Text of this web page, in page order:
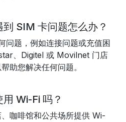
SIM 卡问题怎么办？
问题，例如连接问题或充值困
、Digitel 或 Movilnet 门店
助您解决任何问题。
Wi-Fi 吗？
咖啡馆和公共场所提供 Wi-